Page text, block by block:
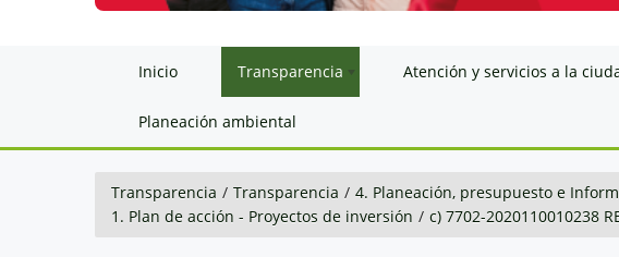
Inicio Transparencia Atención y servicios a la
Planeación ambiental
Transparencia / Transparencia / 4. Planeación, presupuesto e
1. Plan de acción - Proyectos de inversión / c) 7702-2020110010238